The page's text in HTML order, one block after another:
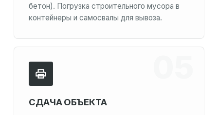
бетон). Погрузка строительного мусора в
контейнеры и самосвалы для вывоза.
СДАЧА ОБЪЕКТА